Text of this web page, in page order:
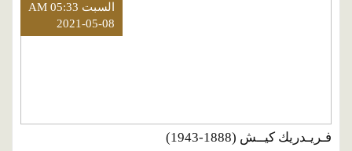
السبت AM 05:33
2021-05-08
فـريـدريك كيــش (1888-1943)